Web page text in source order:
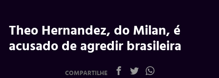
Theo Hernandez, do Milan, é
acusado de agredir brasileira
COMPARTILHE